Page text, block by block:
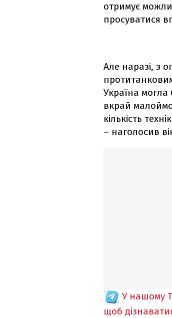
отримує
просуватися
Але наразі, з
Україна могла
вкрай
кількість
– наголосив
У нашому
щоб